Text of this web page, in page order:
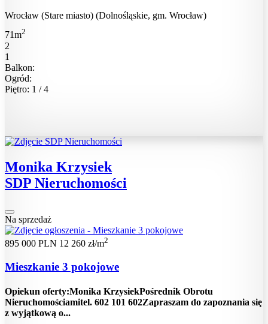
Wrocław (Stare miasto) (Dolnośląskie, gm. Wrocław)
71m2
2
1
Balkon:
Ogród:
Piętro: 1 / 4
Monika Krzysiek
SDP Nieruchomości
Na sprzedaż
895 000 PLN 12 260 zł/m2
Mieszkanie 3 pokojowe
Opiekun oferty:Monika KrzysiekPośrednik Obrotu
Nieruchomościamitel. 602 101 602Zapraszam do zapoznania się
z wyjątkową o...